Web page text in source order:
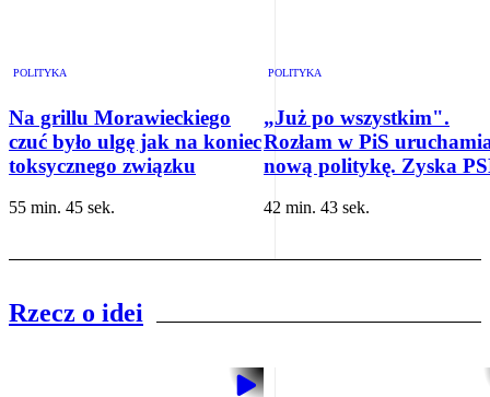
POLITYKA
Na grillu Morawieckiego
czuć było ulgę jak na koniec
toksycznego związku
55 min. 45 sek.
POLITYKA
„Już po wszystkim".
Rozłam w PiS
nową politykę. Zyska
42 min. 43 sek.
Rzecz o idei